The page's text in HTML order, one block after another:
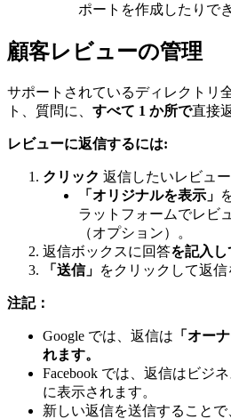
ポートを作成したりで
顧客レビューの管理
サポートされているディレクトリ
ト、質問に、 すべて 1 か所で直接
レビューに返信するには:
クリック 返信したいレビュー
「オリジナルを表示」
ラットフォームでレビ
（オプション）。
返信ボックスに回答を記入
「送信」 をクリックして返信
注記：
Google では、返信は 「オー
れます。
Facebook では、返信はビジ
に表示されます。
新しい返信を送信すること